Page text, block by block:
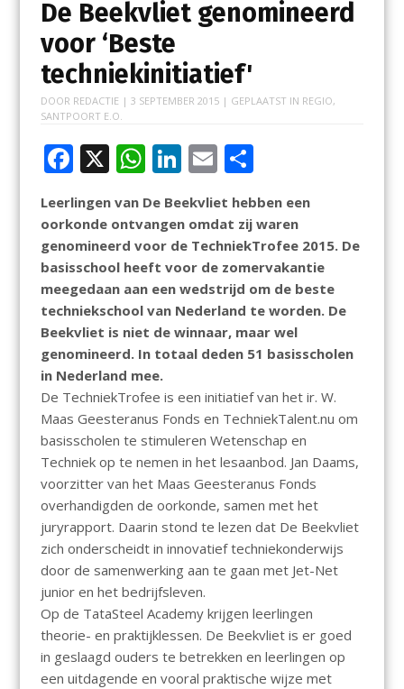
De Beekvliet genomineerd
voor ‘Beste
techniekinitiatief'
DOOR REDACTIE | 3 SEPTEMBER 2015| GEPLAATST IN REGIO,
SANTPOORT E.O.
F
ac
e
b
o
o
k
X W
at
s
A
p
p
Li
n
k
e
dI
n
E
m
ai
l
D
el
e
n
Leerlingen van De Beekvliet hebben een
oorkonde ontvangen omdat zij waren
genomineerd voor de TechniekTrofee 2015. De
basisschool heeft voor de zomervakantie
meegedaan aan een wedstrijd om de beste
techniekschool van Nederland te worden. De
Beekvliet is niet de winnaar, maar wel
genomineerd. In totaal deden 51 basisscholen
in Nederland mee.
De TechniekTrofee is een initiatief van het ir. W.
Maas Geesteranus Fonds en TechniekTalent.nu om
basisscholen te stimuleren Wetenschap en
Techniek op te nemen in het lesaanbod. Jan Daams,
voorzitter van het Maas Geesteranus Fonds
overhandigden de oorkonde, samen met het
juryrapport. Daarin stond te lezen dat De Beekvliet
zich onderscheidt in innovatief techniekonderwijs
door de samenwerking aan te gaan met Jet-Net
junior en het bedrijfsleven.
Op de TataSteel Academy krijgen leerlingen
theorie- en praktijklessen. De Beekvliet is er goed
in geslaagd ouders te betrekken en leerlingen op
een uitdagende en vooral praktische wijze met